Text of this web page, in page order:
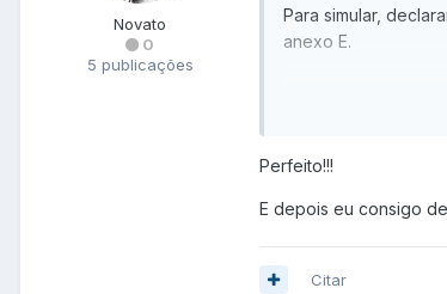
Novato
0
5 publicações
Para simular,
anexo E.
Perfeito!!!
E depois eu consigo
Citar